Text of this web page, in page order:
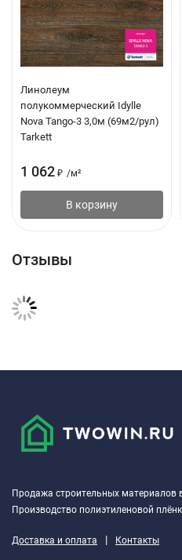
Линолеум
полукоммерческий Idylle
Nova Tango-3 3,0м (69м2/рул)
Tarkett
1 062 ₽ /м²
В корзину
Отзывы
Продажа строительных материалов
Производство полиэтиленовой
Доставка и оплата | Контакты